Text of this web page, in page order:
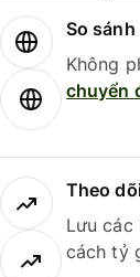
So
Không
chuyển
Theo
Lưu các
cách tỷ